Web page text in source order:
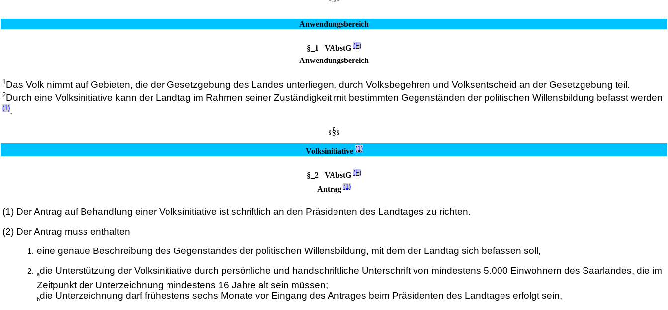
Anwendungsbereich
§_1 VAbstG (F)
Anwendungsbereich
1Das Volk nimmt auf Gebieten, die der Gesetzgebung des Landes unterliegen, durch Volksbegehren und Volksentscheid an der Gesetzgebung teil.
2Durch eine Volksinitiative kann der Landtag im Rahmen seiner Zuständigkeit mit bestimmten Gegenständen der politischen Willensbildung befasst werden
(1).
§§ §
Volksinitiative(1)
§_2 VAbstG (F)
Antrag (1)
(1) Der Antrag auf Behandlung einer Volksinitiative ist schriftlich an den Präsidenten des Landtages zu richten.
(2) Der Antrag muss enthalten
eine genaue Beschreibung des Gegenstandes der politischen Willensbildung, mit dem der Landtag sich befassen soll,
adie Unterstützung der Volksinitiative durch persönliche und handschriftliche Unterschrift von mindestens 5.000 Einwohnern des Saarlandes, die im
Zeitpunkt der Unterzeichnung mindestens 16 Jahre alt sein müssen;
bdie Unterzeichnung darf frühestens sechs Monate vor Eingang des Antrages beim Präsidenten des Landtages erfolgt sein,